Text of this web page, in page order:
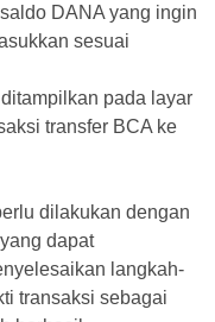
DANA yang ingin
sesuai
pada layar
transfer BCA ke
dilakukan dengan
dapat
langkah-
transaksi sebagai